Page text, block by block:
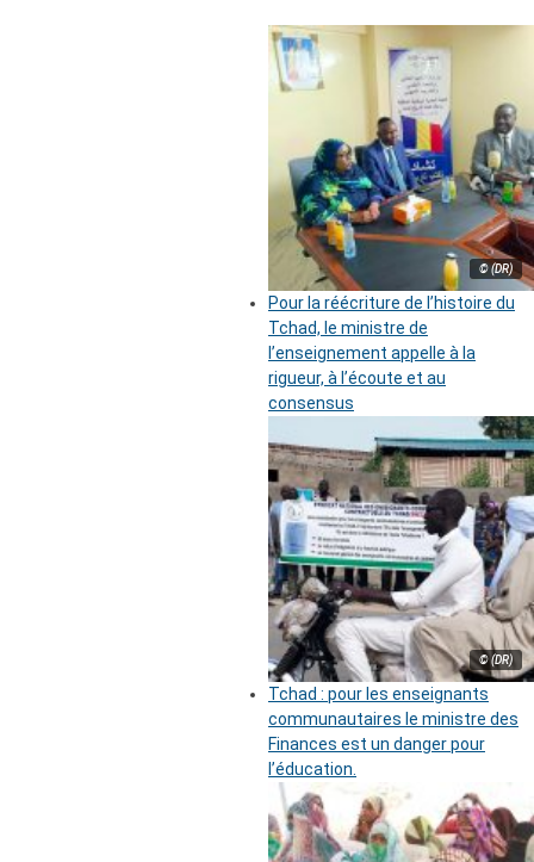
© (DR)
Pour la réécriture de l’histoire du
Tchad, le ministre de
l’enseignement appelle à la
rigueur, à l’écoute et au
consensus
© (DR)
Tchad : pour les enseignants
communautaires le ministre des
Finances est un danger pour
l’éducation.